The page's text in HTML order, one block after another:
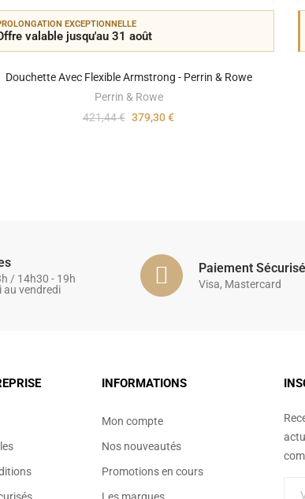
EXCEPTIONNELLE
valable jusqu'au 31 août
Douchette Avec Flexible Armstrong - Perrin & Rowe
Perrin & Rowe
421,44 € 379,30 €
/ 14h30 - 19h
au vendredi
Paiement Sécurisé
Visa, Mastercard
INFORMATIONS
Mon compte
Nos nouveautés
Promotions en cours